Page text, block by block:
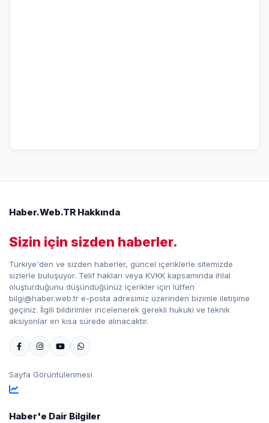
Haber.Web.TR Hakkında
Sizin için sizden haberler.
Türkiye'den ve sizden haberler, güncel içeriklerle sitemizde
sizlerle buluşuyor. Telif hakları veya KVKK kapsamında ihlal
oluşturduğunu düşündüğünüz içerikler için lütfen
bilgi@haber.web.tr e-posta adresimiz üzerinden bizimle iletişime
geçiniz. İlgili bildirimler incelenerek gerekli hukuki ve teknik
aksiyonlar en kısa sürede alınacaktır.
Sayfa Görüntülenmesi
Haber'e Dair Bilgiler